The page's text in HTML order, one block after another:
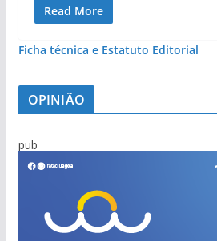
Read More
Ficha técnica e Estatuto Editorial
OPINIÃO
pub